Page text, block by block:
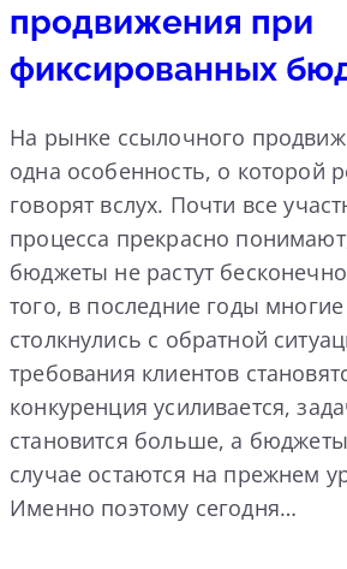
продвижения при
фиксированных
На рынке ссылочного
одна особенность, о которой
говорят вслух. Почти все
процесса прекрасно
бюджеты не растут
того, в последние годы многие
столкнулись с обратной
требования клиентов
конкуренция усиливается,
становится больше, а
случае остаются на прежнем
Именно поэтому сегодня…